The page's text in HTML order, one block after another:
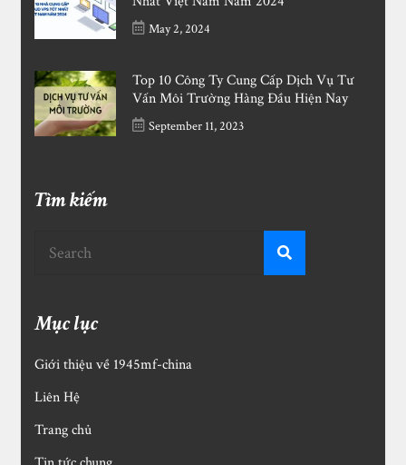
May 2, 2024
Top 10 Công Ty Cung Cấp Dịch Vụ Tư
Vấn Môi Trường Hàng Đầu Hiện Nay
September 11, 2023
Tìm kiếm
Mục lục
Giới thiệu về 1945mf-china
Liên Hệ
Trang chủ